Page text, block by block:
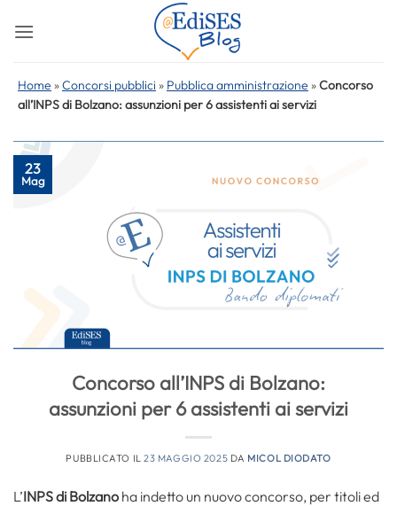
Home »Concorsi pubblici » Pubblica amministrazione »Concorso
all’INPS di Bolzano: assunzioni per 6 assistenti ai servizi
23
Mag
Concorso all’INPS di Bolzano:
assunzioni per 6 assistenti ai servizi
PUBBLICATO IL23 MAGGIO 2025 DA MICOL DIODATO
L’INPS di Bolzano ha indetto un nuovo concorso, per titoli ed